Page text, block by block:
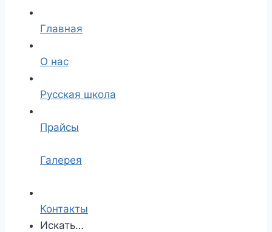
Главная
О нас
Русская школа
Прайсы
Галерея
Контакты
Искать…